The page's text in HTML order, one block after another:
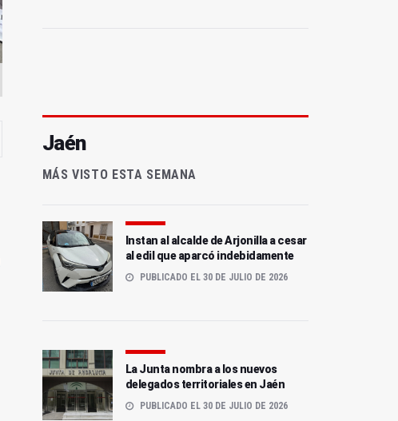
Jaén
MÁS VISTO ESTA SEMANA
Instan al alcalde de Arjonilla a cesar
al edil que aparcó indebidamente
PUBLICADO EL 30 DE JULIO DE 2026
La Junta nombra a los nuevos
delegados territoriales en Jaén
PUBLICADO EL 30 DE JULIO DE 2026